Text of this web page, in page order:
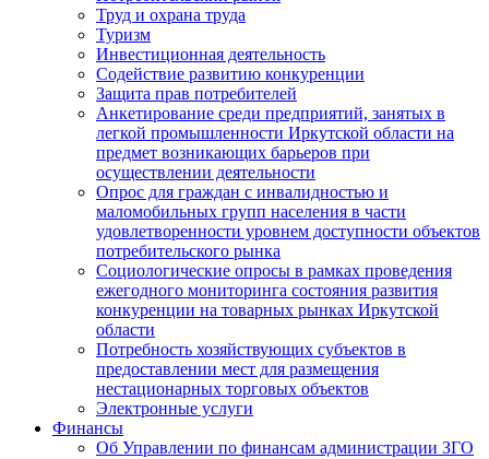
Труд и охрана труда
Туризм
Инвестиционная деятельность
Содействие развитию конкуренции
Защита прав потребителей
Анкетирование среди предприятий, занятых в
легкой промышленности Иркутской области на
предмет возникающих барьеров при
осуществлении деятельности
Опрос для граждан с инвалидностью и
маломобильных групп населения в части
удовлетворенности уровнем доступности объектов
потребительского рынка
Социологические опросы в рамках проведения
ежегодного мониторинга состояния развития
конкуренции на товарных рынках Иркутской
области
Потребность хозяйствующих субъектов в
предоставлении мест для размещения
нестационарных торговых объектов
Электронные услуги
Финансы
Об Управлении по финансам администрации ЗГО